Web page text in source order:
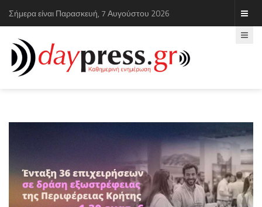
Σήμερα είναι Παρασκευή, 7 Αυγούστου 2026